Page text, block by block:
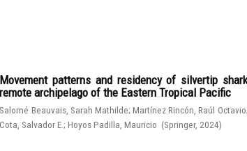
Movement patterns and residency of silvertip
remote archipelago of the Eastern Tropical Pacific
Salomé Beauvais, Sarah Mathilde;Martínez Rincón, Raúl Octavio;
Cota, Salvador E.;Hoyos Padilla, Mauricio (Springer, 2024)